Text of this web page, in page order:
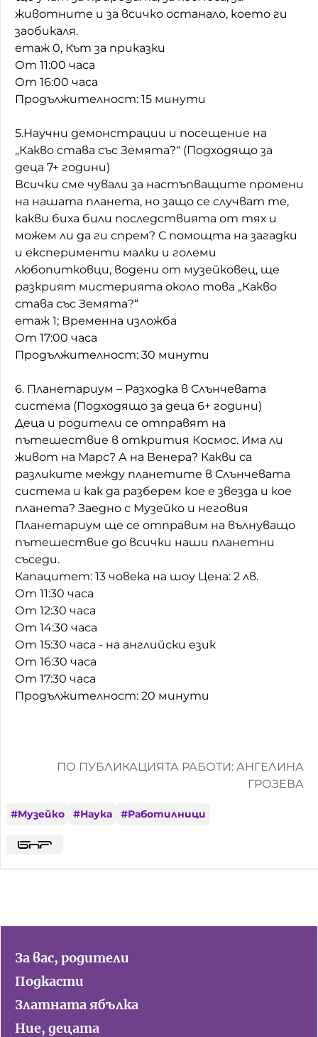
животните и за всичко останало, което ги
заобикаля.
етаж 0, Кът за приказки
От 11:00 часа
От 16:00 часа
Продължителност: 15 минути
5.Научни демонстрации и посещение на
„Какво става със Земята?“ (Подходящо за
деца 7+ години)
Всички сме чували за настъпващите промени
на нашата планета, но защо се случват те,
какви биха били последствията от тях и
можем ли да ги спрем? С помощта на загадки
и експерименти малки и големи
любопитковци, водени от музейковец, ще
разкрият мистерията около това „Какво
става със Земята?“
етаж 1; Временна изложба
От 17:00 часа
Продължителност: 30 минути
6. Планетариум – Разходка в Слънчевата
система (Подходящо за деца 6+ години)
Деца и родители се отправят на
пътешествие в открития Космос. Има ли
живот на Марс? А на Венера? Какви са
разликите между планетите в Слънчевата
система и как да разберем кое е звезда и кое
планета? Заедно с Музейко и неговия
Планетариум ще се отправим на вълнуващо
пътешествие до всички наши планетни
съседи.
Капацитет: 13 човека на шоу Цена: 2 лв.
От 11:30 часа
От 12:30 часа
От 14:30 часа
От 15:30 часа - на английски език
От 16:30 часа
От 17:30 часа
Продължителност: 20 минути
ПО ПУБЛИКАЦИЯТА РАБОТИ: АНГЕЛИНА
ГРОЗЕВА
#Музейко #Наука #Работилници
За вас, родители
Подкасти
Златната ябълка
Ние, децата